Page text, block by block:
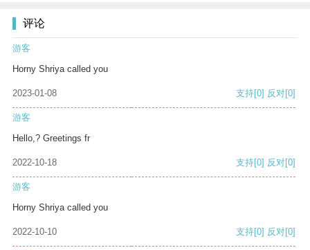
评论
游客
Horny Shriya called you
2023-01-08 支持[0] 反对[0]
游客
Hello,? Greetings fr
2022-10-18 支持[0] 反对[0]
游客
Horny Shriya called you
2022-10-10 支持[0] 反对[0]